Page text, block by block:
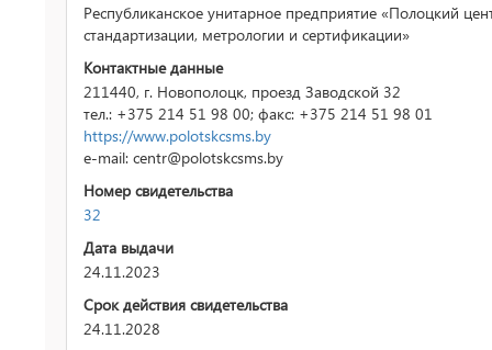
Республиканское унитарное предприятие «Полоцкий
стандартизации, метрологии и сертификации»
Контактные данные
211440, г. Новополоцк, проезд Заводской 32
тел.: +375 214 51 98 00; факс: +375 214 51 98 01
https://www.polotskcsms.by
e-mail: centr@polotskcsms.by
Номер свидетельства
32
Дата выдачи
24.11.2023
Срок действия свидетельства
24.11.2028